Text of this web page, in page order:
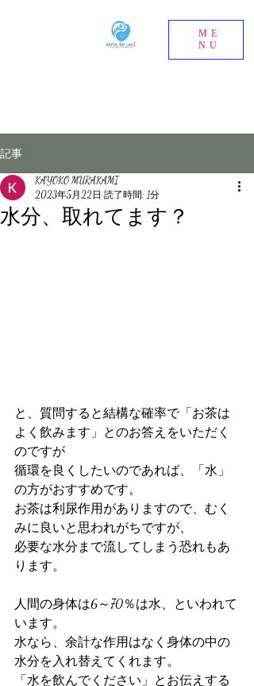
ME
NU
記事
水分、取れてます？
KAYOKO MURAKAMI
2023年5月22日 読了時間: 1分
と、質問すると結構な確率で「お茶は
よく飲みます」とのお答えをいただく
のですが
循環を良くしたいのであれば、「水」
の方がおすすめです。
お茶は利尿作用がありますので、むく
みに良いと思われがちですが、
必要な水分まで流してしまう恐れもあ
ります。
人間の身体は6～70％は水、といわれて
います。
水なら、余計な作用はなく身体の中の
水分を入れ替えてくれます。
「水を飲んでください」とお伝えする